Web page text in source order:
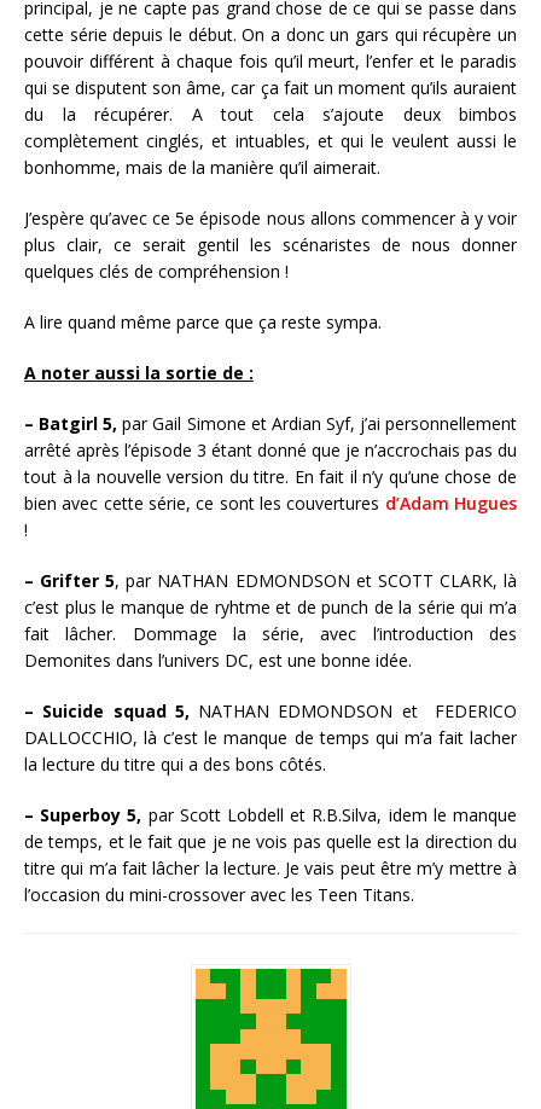
principal, je ne capte pas grand chose de ce qui se passe dans
cette série depuis le début. On a donc un gars qui récupère un
pouvoir différent à chaque fois qu’il meurt, l’enfer et le paradis
qui se disputent son âme, car ça fait un moment qu’ils auraient
du la récupérer. A tout cela s’ajoute deux bimbos
complètement cinglés, et intuables, et qui le veulent aussi le
bonhomme, mais de la manière qu’il aimerait.
J’espère qu’avec ce 5e épisode nous allons commencer à y voir
plus clair, ce serait gentil les scénaristes de nous donner
quelques clés de compréhension !
A lire quand même parce que ça reste sympa.
A noter aussi la sortie de :
– Batgirl 5, par Gail Simone et Ardian Syf, j’ai personnellement
arrêté après l’épisode 3 étant donné que je n’accrochais pas du
tout à la nouvelle version du titre. En fait il n’y qu’une chose de
bien avec cette série, ce sont les couvertures d’Adam Hugues
!
– Grifter 5, par NATHAN EDMONDSON et SCOTT CLARK, là
c’est plus le manque de ryhtme et de punch de la série qui m’a
fait lâcher. Dommage la série, avec l’introduction des
Demonites dans l’univers DC, est une bonne idée.
– Suicide squad 5, NATHAN EDMONDSON et FEDERICO
DALLOCCHIO, là c’est le manque de temps qui m’a fait lacher
la lecture du titre qui a des bons côtés.
– Superboy 5, par Scott Lobdell et R.B.Silva, idem le manque
de temps, et le fait que je ne vois pas quelle est la direction du
titre qui m’a fait lâcher la lecture. Je vais peut être m’y mettre à
l’occasion du mini-crossover avec les Teen Titans.